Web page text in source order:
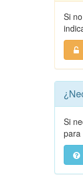
Si
Si
para